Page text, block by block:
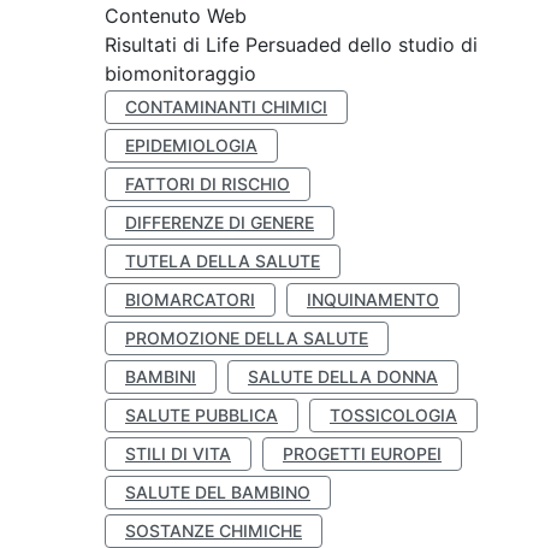
Contenuto Web
Risultati di Life Persuaded dello studio di
biomonitoraggio
CONTAMINANTI CHIMICI
EPIDEMIOLOGIA
FATTORI DI RISCHIO
DIFFERENZE DI GENERE
TUTELA DELLA SALUTE
BIOMARCATORI
INQUINAMENTO
PROMOZIONE DELLA SALUTE
BAMBINI
SALUTE DELLA DONNA
SALUTE PUBBLICA
TOSSICOLOGIA
STILI DI VITA
PROGETTI EUROPEI
SALUTE DEL BAMBINO
SOSTANZE CHIMICHE